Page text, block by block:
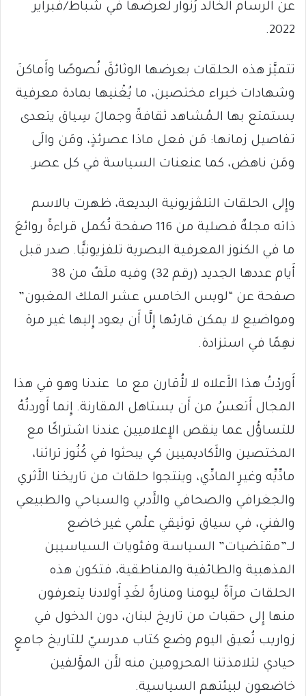
عن الرسام الخالد رُنْوار لعرضها في شباط/فبراير
2022.
تتميَّز هذه الحلقات بعرضها الوثائقَ نُصوصًا وأَماكنَ
وشهادات خبراء مختصين، ما يُغْنيها بمادة معرفية
يستمتع بها الـمُشاهد ثقافةً وجمالَ سِياق يتعدى
تفاصيل زمانها: مَن فعل ماذا عصرئذٍ، ومَن والَى
ومَن ناهض، كما عنعنات السياسة في كل عصر.
وإِلى الحلقات التلڤزيونية البديعة، ظهرت بالاسم
ذاته مجلةٌ فصلية من 116 صفحة تُكمل قراءةً روائعَ
ما في الكنوز المعرفية البصرية تلفزيونيًّا. صدر قبل
أَيام عددها الجديد (رقم 32) وفيه ملَفٌ من 38
صفحة عن “لويس الخامس عشر الملك المغبون”
ومواضيع لا يمكن قارئها إِلَّا أَن يعود إِليها غير مرة
نهِمًا في استزادة.
أَوردْتُ هذا الأَعلاه لا لأُقارن مع ما عندنا وهو في هذا
المجال أَتعسُ من أَن يستاهل المقارنة. إِنما أَوردتُهُ
للتساؤُل عما ينقص الإِعلاميين عندنا اشتراكًا مع
المختصين والأَكاديميين كي يبحثوا في كُنُوز تراثنا،
مادِّيِّه وغيرِ المادِّي، وينتجوا حلقات من تاريخنا الأَثري
والجغرافي والصحافي والأَدبي والسياحي والطبيعي
والفني، في سياق توثيقي علْمي غير خاضع
لــ”مقتضيات” السياسة وفئويات السياسيين
المذهبية والطائفية والمناطقية، فتكون هذه
الحلقات مرآةً ليومنا ومنارةً لغَدِ أَولادنا يتعرفون
منها إِلى حقبات من تاريخ لبنان، دون الدخول في
زواريب تُعيق اليوم وضع كتاب مدرسيّ للتاريخ جامعٍ
حيادي لتلامذتنا المحرومين منه لأَن المؤَلفين
خاضعون لبيئتهم السياسية.